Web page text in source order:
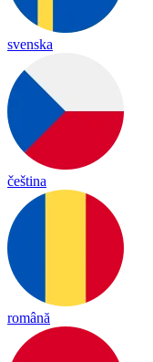
svenska
čeština
română